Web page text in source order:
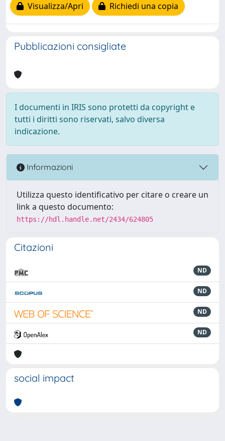
Visualizza/Apri
Richiedi una copia
Pubblicazioni consigliate
I documenti in IRIS sono protetti da copyright e
tutti i diritti sono riservati, salvo diversa
indicazione.
Informazioni
Utilizza questo identificativo per citare o creare un
link a questo documento:
https://hdl.handle.net/2434/624805
Citazioni
ND
ND
ND
ND
social impact